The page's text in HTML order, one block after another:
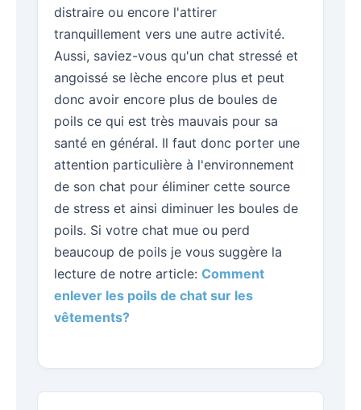
distraire ou encore l'attirer
tranquillement vers une autre activité.
Aussi, saviez-vous qu'un chat stressé et
angoissé se lèche encore plus et peut
donc avoir encore plus de boules de
poils ce qui est très mauvais pour sa
santé en général. Il faut donc porter une
attention particulière à l'environnement
de son chat pour éliminer cette source
de stress et ainsi diminuer les boules de
poils. Si votre chat mue ou perd
beaucoup de poils je vous suggère la
lecture de notre article: Comment
enlever les poils de chat sur les
vêtements?